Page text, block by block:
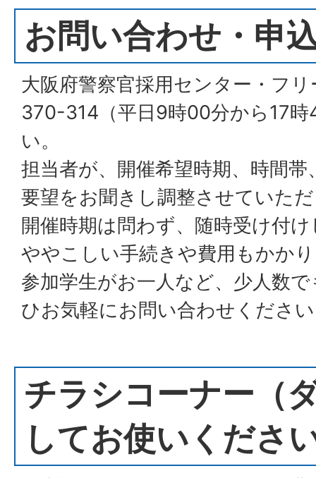
お問い合わせ・申
大阪府警察官採用センター・フ
370-314（平日9時00分から17
い。
担当者が、開催希望時期、時間
要望をお聞きし調整させていた
開催時期は問わず、随時受け付
ややこしい手続きや費用もかか
参加学生がお一人など、少人数
ひお気軽にお問い合わせくださ
チラシコーナー（
してお使いくださ